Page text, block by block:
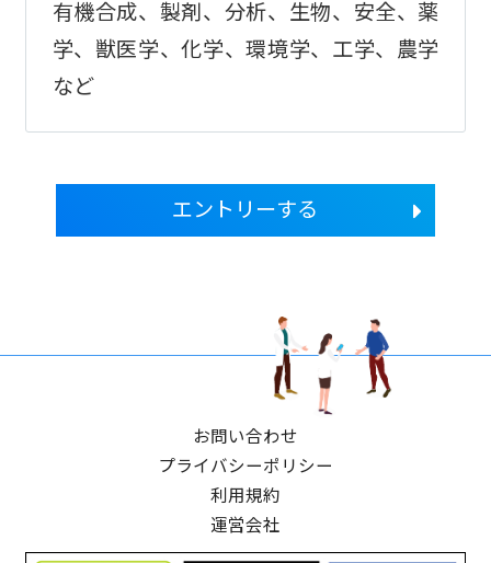
有機合成、製剤、分析、生物、安全、薬
学、獣医学、化学、環境学、工学、農学
など
エントリーする
お問い合わせ
プライバシーポリシー
利用規約
運営会社